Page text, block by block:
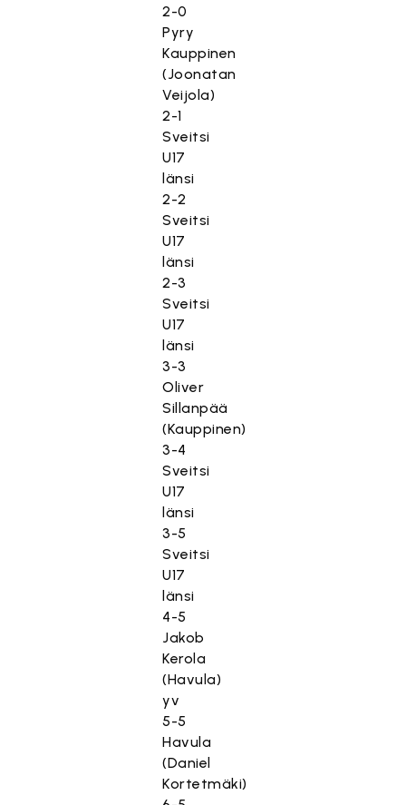
2-0
Pyry
Kauppinen
(Joonatan
Veijola)
2-1
Sveitsi
U17
länsi
2-2
Sveitsi
U17
länsi
2-3
Sveitsi
U17
länsi
3-3
Oliver
Sillanpää
(Kauppinen)
3-4
Sveitsi
U17
länsi
3-5
Sveitsi
U17
länsi
4-5
Jakob
Kerola
(Havula)
yv
5-5
Havula
(Daniel
Kortetmäki)